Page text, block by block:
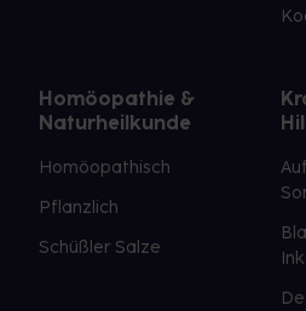
Homöopathie &
Naturheilkunde
Homöopathisch
Pflanzlich
Schüßler Salze